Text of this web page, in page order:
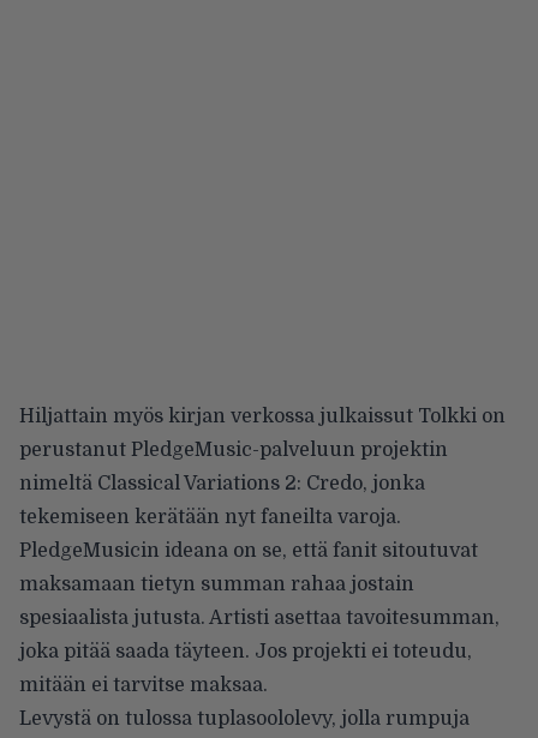
Hiljattain myös kirjan verkossa julkaissut Tolkki on
perustanut PledgeMusic-palveluun projektin
nimeltä Classical Variations 2: Credo, jonka
tekemiseen kerätään nyt faneilta varoja.
PledgeMusicin ideana on se, että fanit sitoutuvat
maksamaan tietyn summan rahaa jostain
spesiaalista jutusta. Artisti asettaa tavoitesumman,
joka pitää saada täyteen. Jos projekti ei toteudu,
mitään ei tarvitse maksaa.
Levystä on tulossa tuplasoololevy, jolla rumpuja